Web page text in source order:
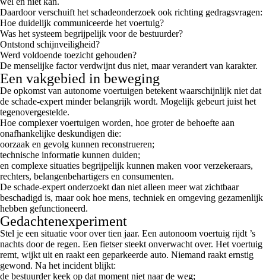
Daardoor verschuift het schadeonderzoek ook richting gedragsvragen:
Hoe duidelijk communiceerde het voertuig?
Was het systeem begrijpelijk voor de bestuurder?
Ontstond schijnveiligheid?
Werd voldoende toezicht gehouden?
De menselijke factor verdwijnt dus niet, maar verandert van karakter.
Een vakgebied in beweging
De opkomst van autonome voertuigen betekent waarschijnlijk niet dat
de schade-expert minder belangrijk wordt. Mogelijk gebeurt juist het
tegenovergestelde.
Hoe complexer voertuigen worden, hoe groter de behoefte aan
onafhankelijke deskundigen die:
oorzaak en gevolg kunnen reconstrueren;
technische informatie kunnen duiden;
en complexe situaties begrijpelijk kunnen maken voor verzekeraars,
rechters, belangenbehartigers en consumenten.
De schade-expert onderzoekt dan niet alleen meer wat zichtbaar
beschadigd is, maar ook hoe mens, techniek en omgeving gezamenlijk
hebben gefunctioneerd.
Gedachtenexperiment
Stel je een situatie voor over tien jaar. Een autonoom voertuig rijdt ’s
nachts door de regen. Een fietser steekt onverwacht over. Het voertuig
remt, wijkt uit en raakt een geparkeerde auto. Niemand raakt ernstig
gewond. Na het incident blijkt:
de bestuurder keek op dat moment niet naar de weg;